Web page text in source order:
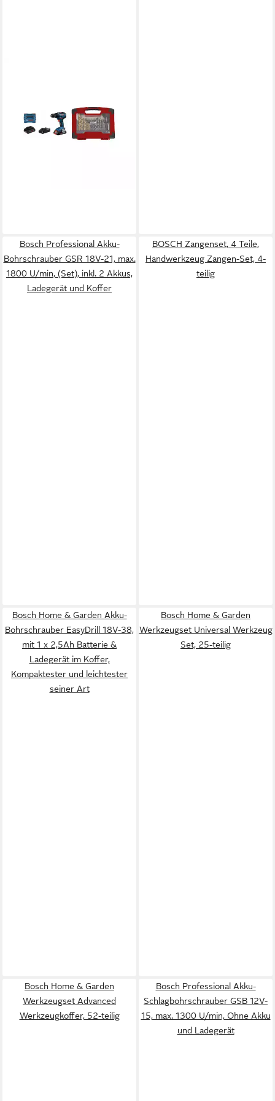
2x 4,0Ah ProCORE18V,
Ladegerät –
Bosch Professional Akku-
Bohrschrauber GSR 18V-21, max.
1800 U/min, (Set), inkl. 2 Akkus,
Ladegerät und Koffer
BOSCH Zangenset, 4 Teile,
Handwerkzeug Zangen-Set, 4-
teilig
Bosch Home & Garden Akku-
Bohrschrauber EasyDrill 18V-38,
mit 1 x 2,5Ah Batterie &
Ladegerät im Koffer,
Kompaktester und leichtester
seiner Art
Bosch Home & Garden
Werkzeugset Universal Werkzeug
Set, 25-teilig
Bosch Home & Garden
Werkzeugset Advanced
Werkzeugkoffer, 52-teilig
Bosch Professional Akku-
Schlagbohrschrauber GSB 12V-
15, max. 1300 U/min, Ohne Akku
und Ladegerät